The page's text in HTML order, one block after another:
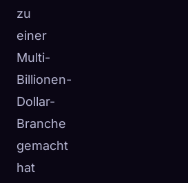
zu
einer
Multi-
Billionen-
Dollar-
Branche
gemacht
hat